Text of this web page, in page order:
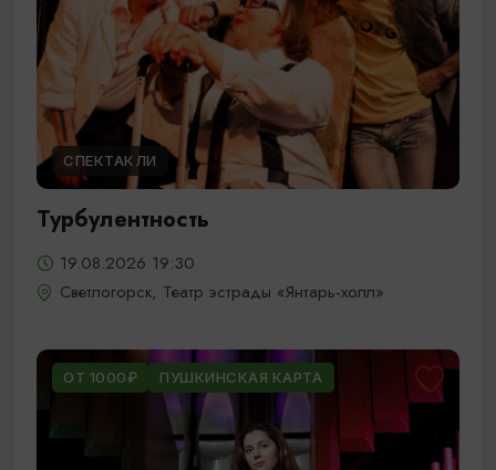
СПЕКТАКЛИ
Турбулентность
19.08.2026 19:30
Светлогорск, Театр эстрады «Янтарь-холл»
ОТ 1000₽ ПУШКИНСКАЯ КАРТА